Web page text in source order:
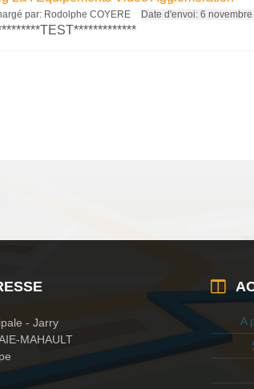
par: Rodolphe COYERE Date d'envoi: 6
- Jarry
MAHAULT
A